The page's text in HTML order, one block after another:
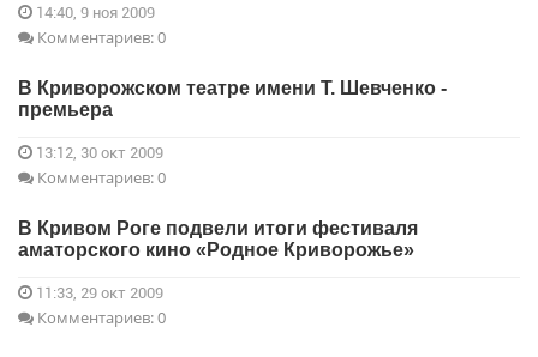
14:40, 9 ноя 2009
Комментариев: 0
В Криворожском театре имени Т. Шевченко -
премьера
13:12, 30 окт 2009
Комментариев: 0
В Кривом Роге подвели итоги фестиваля
аматорского кино «Родное Криворожье»
11:33, 29 окт 2009
Комментариев: 0